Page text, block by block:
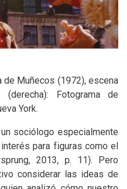
de Muñecos (1972), escena
Fotograma de
York.
sociólogo especialmente
para figuras como el
2013, p. 11). Pero
considerar las ideas de